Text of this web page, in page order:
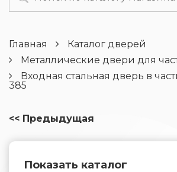
Главная
Каталог дверей
Металлические двери для
Входная стальная дверь в
385
<< Предыдущая
Показать каталог